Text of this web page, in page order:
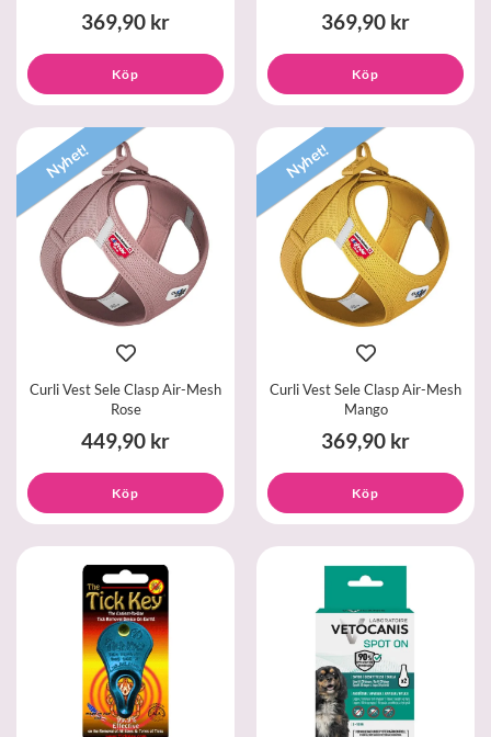
369,90 kr
Köp
369,90 kr
Köp
Nyhet!
Curli Vest Sele Clasp Air-Mesh
Rose
449,90 kr
Köp
Nyhet!
Curli Vest Sele Clasp Air-Mesh
Mango
369,90 kr
Köp